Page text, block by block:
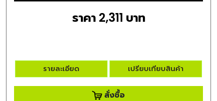
ราคา 2,311 บาท
รายละเอียด เปรียบเทียบสินค้า
สั่งซื้อ